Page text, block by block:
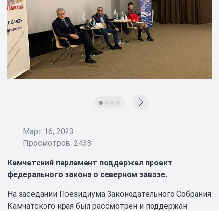
Март 16, 2023
Просмотров: 2438
Камчатский парламент поддержал проект
федерального закона о северном завозе.
На заседании Президиума Законодательного Собрания
Камчатского края был рассмотрен и поддержан